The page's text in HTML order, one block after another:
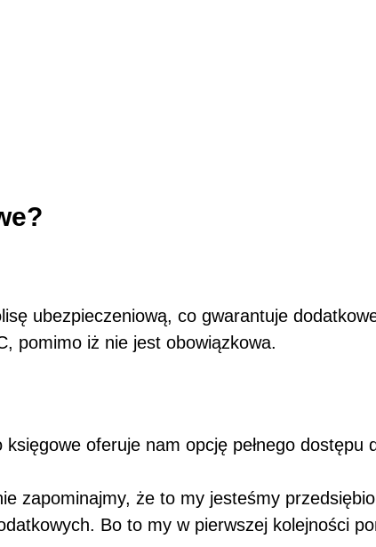
ubezpieczeniową, co gwarantuje
pomimo iż nie jest obowiązkowa.
oferuje nam opcję pełnego dostępu
zapominajmy, że to my jesteśmy
Bo to my w pierwszej kolejności